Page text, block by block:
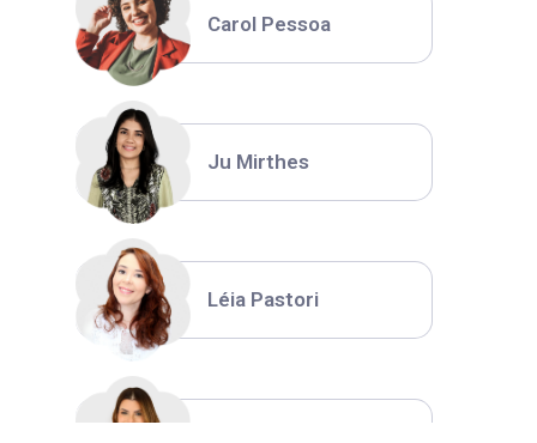
Carol Pessoa
Ju Mirthes
Léia Pastori